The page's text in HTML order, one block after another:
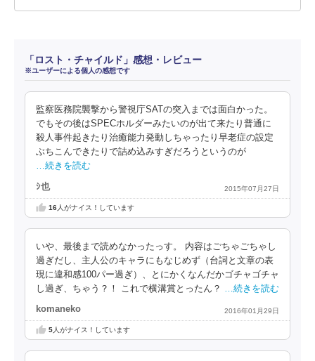
「ロスト・チャイルド」感想・レビュー
※ユーザーによる個人の感想です
監察医務院襲撃から警視庁SATの突入までは面白かった。
でもその後はSPECホルダーみたいのが出て来たり普通に
殺人事件起きたり治癒能力発動しちゃったり早老症の設定
ぶちこんできたりで詰め込みすぎだろうというのが
…続きを読む
ｼ也 2015年07月27日
16人がナイス！しています
いや、最後まで読めなかったっす。 内容はごちゃごちゃし
過ぎだし、主人公のキャラにもなじめず（台詞と文章の表
現に違和感100パー過ぎ）、とにかくなんだかゴチャゴチャ
し過ぎ、ちゃう？！ これで横溝賞とったん？
…続きを読む
komaneko 2016年01月29日
5人がナイス！しています